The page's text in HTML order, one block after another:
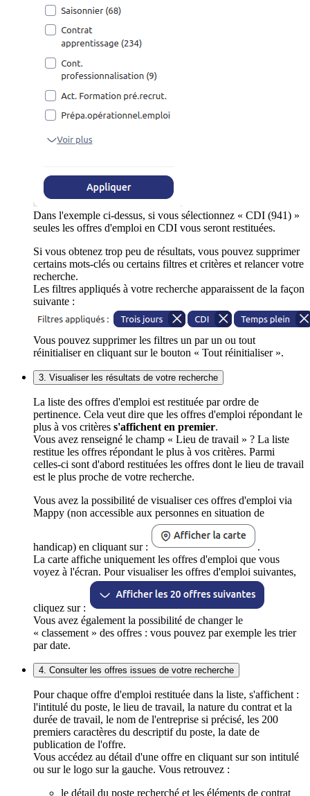
Dans l'exemple ci-dessus, si vous sélectionnez « CDI (941) »
seules les offres d'emploi en CDI vous seront restituées.
Si vous obtenez trop peu de résultats, vous pouvez supprimer
certains mots-clés ou certains filtres et critères et relancer votre
recherche.
Les filtres appliqués à votre recherche apparaissent de la façon
suivante :
Vous pouvez supprimer les filtres un par un ou tout
réinitialiser en cliquant sur le bouton « Tout réinitialiser ».
3. Visualiser les résultats de votre recherche
La liste des offres d'emploi est restituée par ordre de
pertinence. Cela veut dire que les offres d'emploi répondant le
plus à vos critères s'affichent en premier.
Vous avez renseigné le champ « Lieu de travail » ? La liste
restitue les offres répondant le plus à vos critères. Parmi
celles-ci sont d'abord restituées les offres dont le lieu de travail
est le plus proche de votre recherche.
Vous avez la possibilité de visualiser ces offres d'emploi via
Mappy (non accessible aux personnes en situation de
handicap) en cliquant sur :
.
La carte affiche uniquement les offres d'emploi que vous
voyez à l'écran. Pour visualiser les offres d'emploi suivantes,
cliquez sur :
Vous avez également la possibilité de changer le
« classement » des offres : vous pouvez par exemple les trier
par date.
4. Consulter les offres issues de votre recherche
Pour chaque offre d'emploi restituée dans la liste, s'affichent :
l'intitulé du poste, le lieu de travail, la nature du contrat et la
durée de travail, le nom de l'entreprise si précisé, les 200
premiers caractères du descriptif du poste, la date de
publication de l'offre.
Vous accédez au détail d'une offre en cliquant sur son intitulé
ou sur le logo sur la gauche. Vous retrouvez :
le détail du poste recherché et les éléments de contrat